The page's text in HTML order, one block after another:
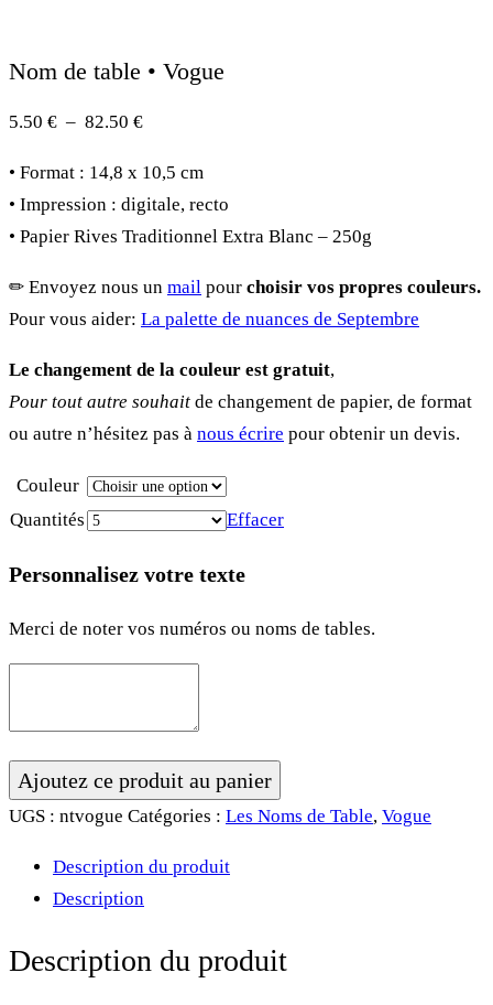
Nom de table • Vogue
5.50 € – 82.50 €Plage
prix :
5.50 €
à
82.50 €
• Format : 14,8 x 10,5 cm
• Impression : digitale, recto
• Papier Rives Traditionnel Extra Blanc – 250g
✏︎ Envoyez nous un mail pour choisir vos propres couleurs.
Pour vous aider: La palette de nuances de Septembre
Le changement de la couleur est gratuit,
Pour tout autre souhait de changement de papier, de format
ou autre n’hésitez pas à nous écrire pour obtenir un devis.
Couleur
Quantités
Effacer
Personnalisez votre texte
Merci de noter vos numéros ou noms de tables.
quantité
de
table
Vogue
Ajoutez ce produit au panier
UGS : ntvogue Catégories : Les Noms de Table, Vogue
Description du produit
Description
Description du produit